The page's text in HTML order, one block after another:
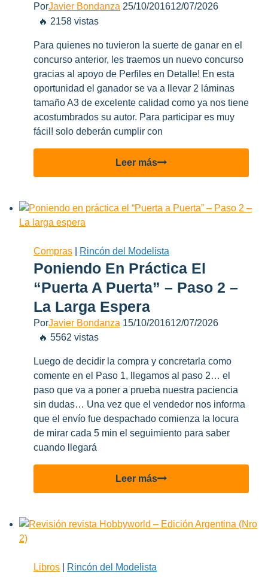
PorJavier Bondanza 25/10/201612/07/2026
🔥 2158 vistas
Para quienes no tuvieron la suerte de ganar en el
concurso anterior, les traemos un nuevo concurso
gracias al apoyo de Perfiles en Detalle! En esta
oportunidad el ganador se va a llevar 2 láminas
tamaño A3 de excelente calidad como ya nos tiene
acostumbrados su autor. Para participar es muy
fácil! solo deberán cumplir con
Leer másNuevo
Concurso!
2
Perfiles
en
Detalle!
Compras Rincón del Modelista
Poniendo En Práctica El
“Puerta A Puerta” – Paso 2 –
La Larga Espera
PorJavier Bondanza 15/10/201612/07/2026
🔥 5562 vistas
Luego de decidir la compra y concretarla como
comente en el Paso 1, llegamos al paso 2… el
paso que va a poner a prueba nuestra paciencia
sin dudas… Una vez que el vendedor nos informa
que el envío fue despachado comienza la locura
de mirar cada 5 min el seguimiento para saber
cuando llegará
Leer másPoniendo
en
el
Libros Rincón del Modelista